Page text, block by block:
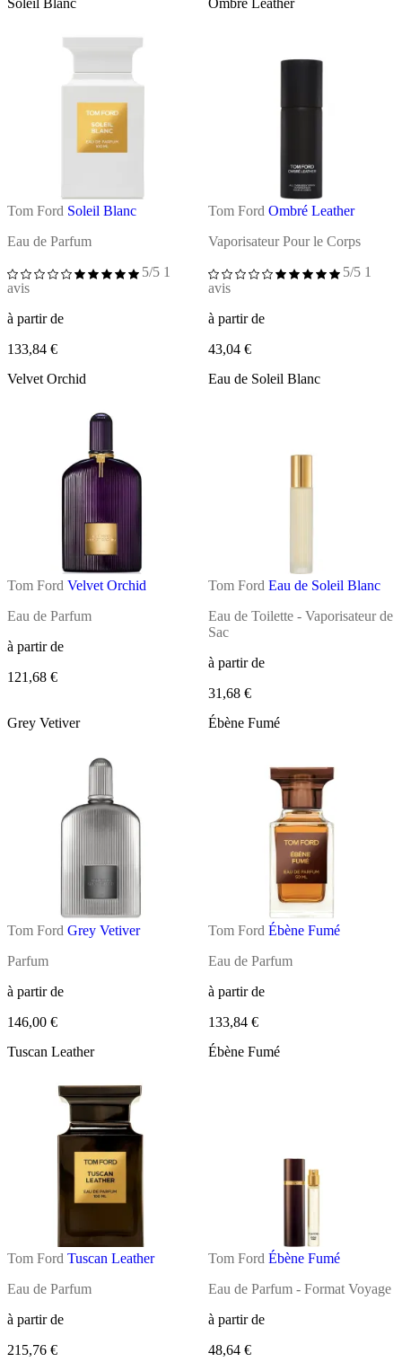
Soleil Blanc
Tom Ford Soleil Blanc
Eau de Parfum
5/5 1
avis
à partir de
133,84 €
Ombré Leather
Tom Ford Ombré Leather
Vaporisateur Pour le Corps
5/5 1
avis
à partir de
43,04 €
Velvet Orchid
Tom Ford Velvet Orchid
Eau de Parfum
à partir de
121,68 €
Eau de Soleil Blanc
Tom Ford Eau de Soleil Blanc
Eau de Toilette - Vaporisateur de
Sac
à partir de
31,68 €
Grey Vetiver
Tom Ford Grey Vetiver
Parfum
à partir de
146,00 €
Ébène Fumé
Tom Ford Ébène Fumé
Eau de Parfum
à partir de
133,84 €
Tuscan Leather
Tom Ford Tuscan Leather
Eau de Parfum
à partir de
215,76 €
Ébène Fumé
Tom Ford Ébène Fumé
Eau de Parfum - Format Voyage
à partir de
48,64 €